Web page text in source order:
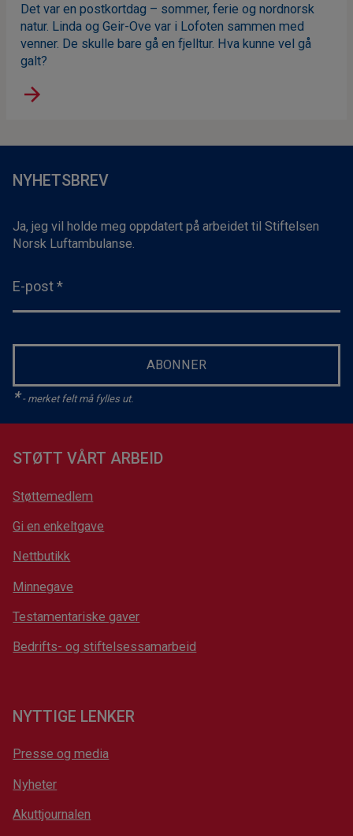
Det var en postkortdag – sommer, ferie og nordnorsk
natur. Linda og Geir-Ove var i Lofoten sammen med
venner. De skulle bare gå en fjelltur. Hva kunne vel gå
galt?
NYHETSBREV
Ja, jeg vil holde meg oppdatert på arbeidet til Stiftelsen
Norsk Luftambulanse.
E-post *
ABONNER
*- merket felt må fylles ut.
STØTT VÅRT ARBEID
Støttemedlem
Gi en enkeltgave
Nettbutikk
Minnegave
Testamentariske gaver
Bedrifts- og stiftelsessamarbeid
NYTTIGE LENKER
Presse og media
Nyheter
Akuttjournalen